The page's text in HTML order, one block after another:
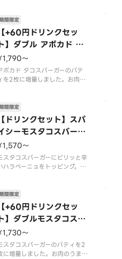
スソースとも相性抜群！お好み
でレモンを絞ってお召しあがりく
ださい。
2026年7月15日（水）〜202
9月上旬頃までの販売予定】
【+60円ドリンクセッ
】ダブル アボカド タ
スバーガー
間限定
〜
ボカド タコスバーガーのパテ
を2枚に増量しました。お肉の
月上旬頃までの販売予定】※店
舗によっては、期間内に販売を終
了する場合がございます。※チー
は工場で加熱加工をしていま
。※商品には『
【ドリンクセット】スパ
シーモスタコスバーガ
間限定
〜
スタコスバーガーにピリッと辛
ハラペーニョをトッピング。ス
年9月上旬頃までの販売予
定】※店舗によっては、期間内に
販売を終了する場合がございま
。※辛くて食べられない場合が
ざいますので、
【+60円ドリンクセッ
】ダブルモスタコスバ
ガー
間限定
〜
スタコスバーガーのパティを2
に増量しました。お肉のうまみ